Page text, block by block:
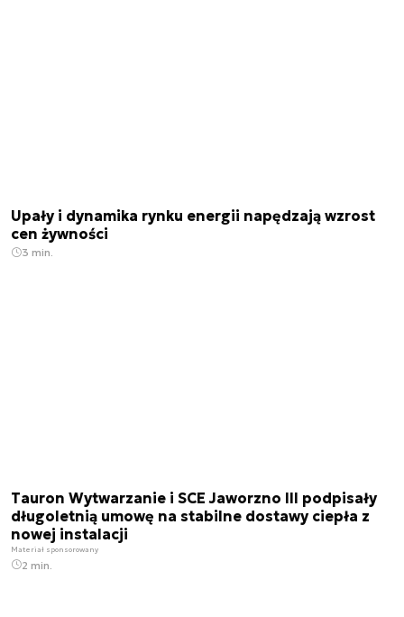
Upały i dynamika rynku energii napędzają wzrost
cen żywności
3 min.
Tauron Wytwarzanie i SCE Jaworzno III podpisały
długoletnią umowę na stabilne dostawy ciepła z
nowej instalacji
Materiał sponsorowany
2 min.